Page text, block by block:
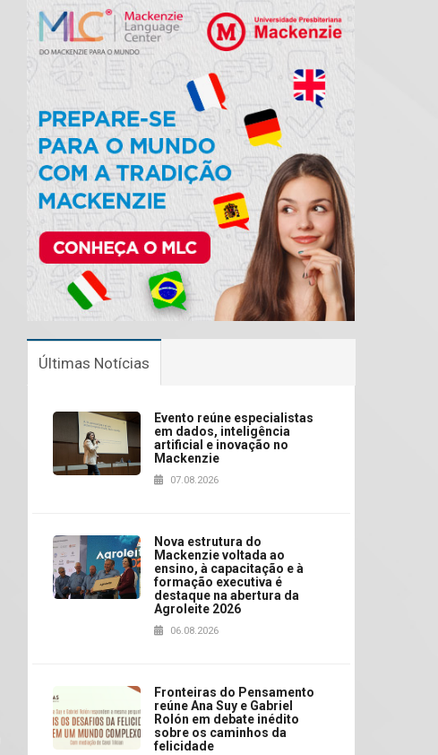
Últimas Notícias
Evento reúne especialistas
em dados, inteligência
artificial e inovação no
Mackenzie
07.08.2026
Nova estrutura do
Mackenzie voltada ao
ensino, à capacitação e à
formação executiva é
destaque na abertura da
Agroleite 2026
06.08.2026
Fronteiras do Pensamento
reúne Ana Suy e Gabriel
Rolón em debate inédito
sobre os caminhos da
felicidade